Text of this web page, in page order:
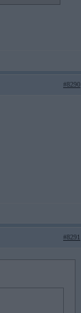
#8290
#8291